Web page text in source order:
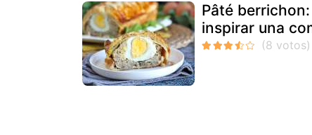
Pâté
inspirar una